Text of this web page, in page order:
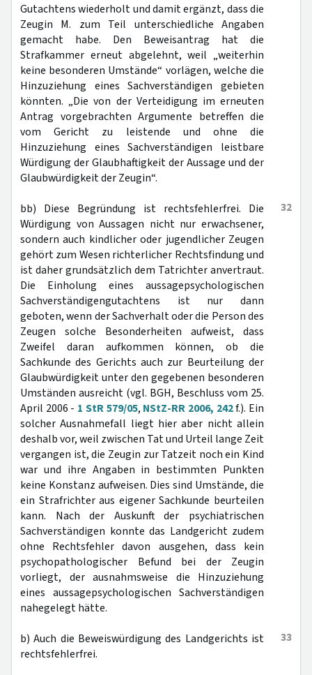
Gutachtens wiederholt und damit ergänzt, dass die
Zeugin M. zum Teil unterschiedliche Angaben
gemacht habe. Den Beweisantrag hat die
Strafkammer erneut abgelehnt, weil „weiterhin
keine besonderen Umstände“ vorlägen, welche die
Hinzuziehung eines Sachverständigen gebieten
könnten. „Die von der Verteidigung im erneuten
Antrag vorgebrachten Argumente betreffen die
vom Gericht zu leistende und ohne die
Hinzuziehung eines Sachverständigen leistbare
Würdigung der Glaubhaftigkeit der Aussage und der
Glaubwürdigkeit der Zeugin“.
32
bb) Diese Begründung ist rechtsfehlerfrei. Die
Würdigung von Aussagen nicht nur erwachsener,
sondern auch kindlicher oder jugendlicher Zeugen
gehört zum Wesen richterlicher Rechtsfindung und
ist daher grundsätzlich dem Tatrichter anvertraut.
Die Einholung eines aussagepsychologischen
Sachverständigengutachtens ist nur dann
geboten, wenn der Sachverhalt oder die Person des
Zeugen solche Besonderheiten aufweist, dass
Zweifel daran aufkommen können, ob die
Sachkunde des Gerichts auch zur Beurteilung der
Glaubwürdigkeit unter den gegebenen besonderen
Umständen ausreicht (vgl. BGH, Beschluss vom 25.
April 2006 - 1 StR 579/05, NStZ-RR 2006, 242f.). Ein
solcher Ausnahmefall liegt hier aber nicht allein
deshalb vor, weil zwischen Tat und Urteil lange Zeit
vergangen ist, die Zeugin zur Tatzeit noch ein Kind
war und ihre Angaben in bestimmten Punkten
keine Konstanz aufweisen. Dies sind Umstände, die
ein Strafrichter aus eigener Sachkunde beurteilen
kann. Nach der Auskunft der psychiatrischen
Sachverständigen konnte das Landgericht zudem
ohne Rechtsfehler davon ausgehen, dass kein
psychopathologischer Befund bei der Zeugin
vorliegt, der ausnahmsweise die Hinzuziehung
eines aussagepsychologischen Sachverständigen
nahegelegt hätte.
33
b) Auch die Beweiswürdigung des Landgerichts ist
rechtsfehlerfrei.